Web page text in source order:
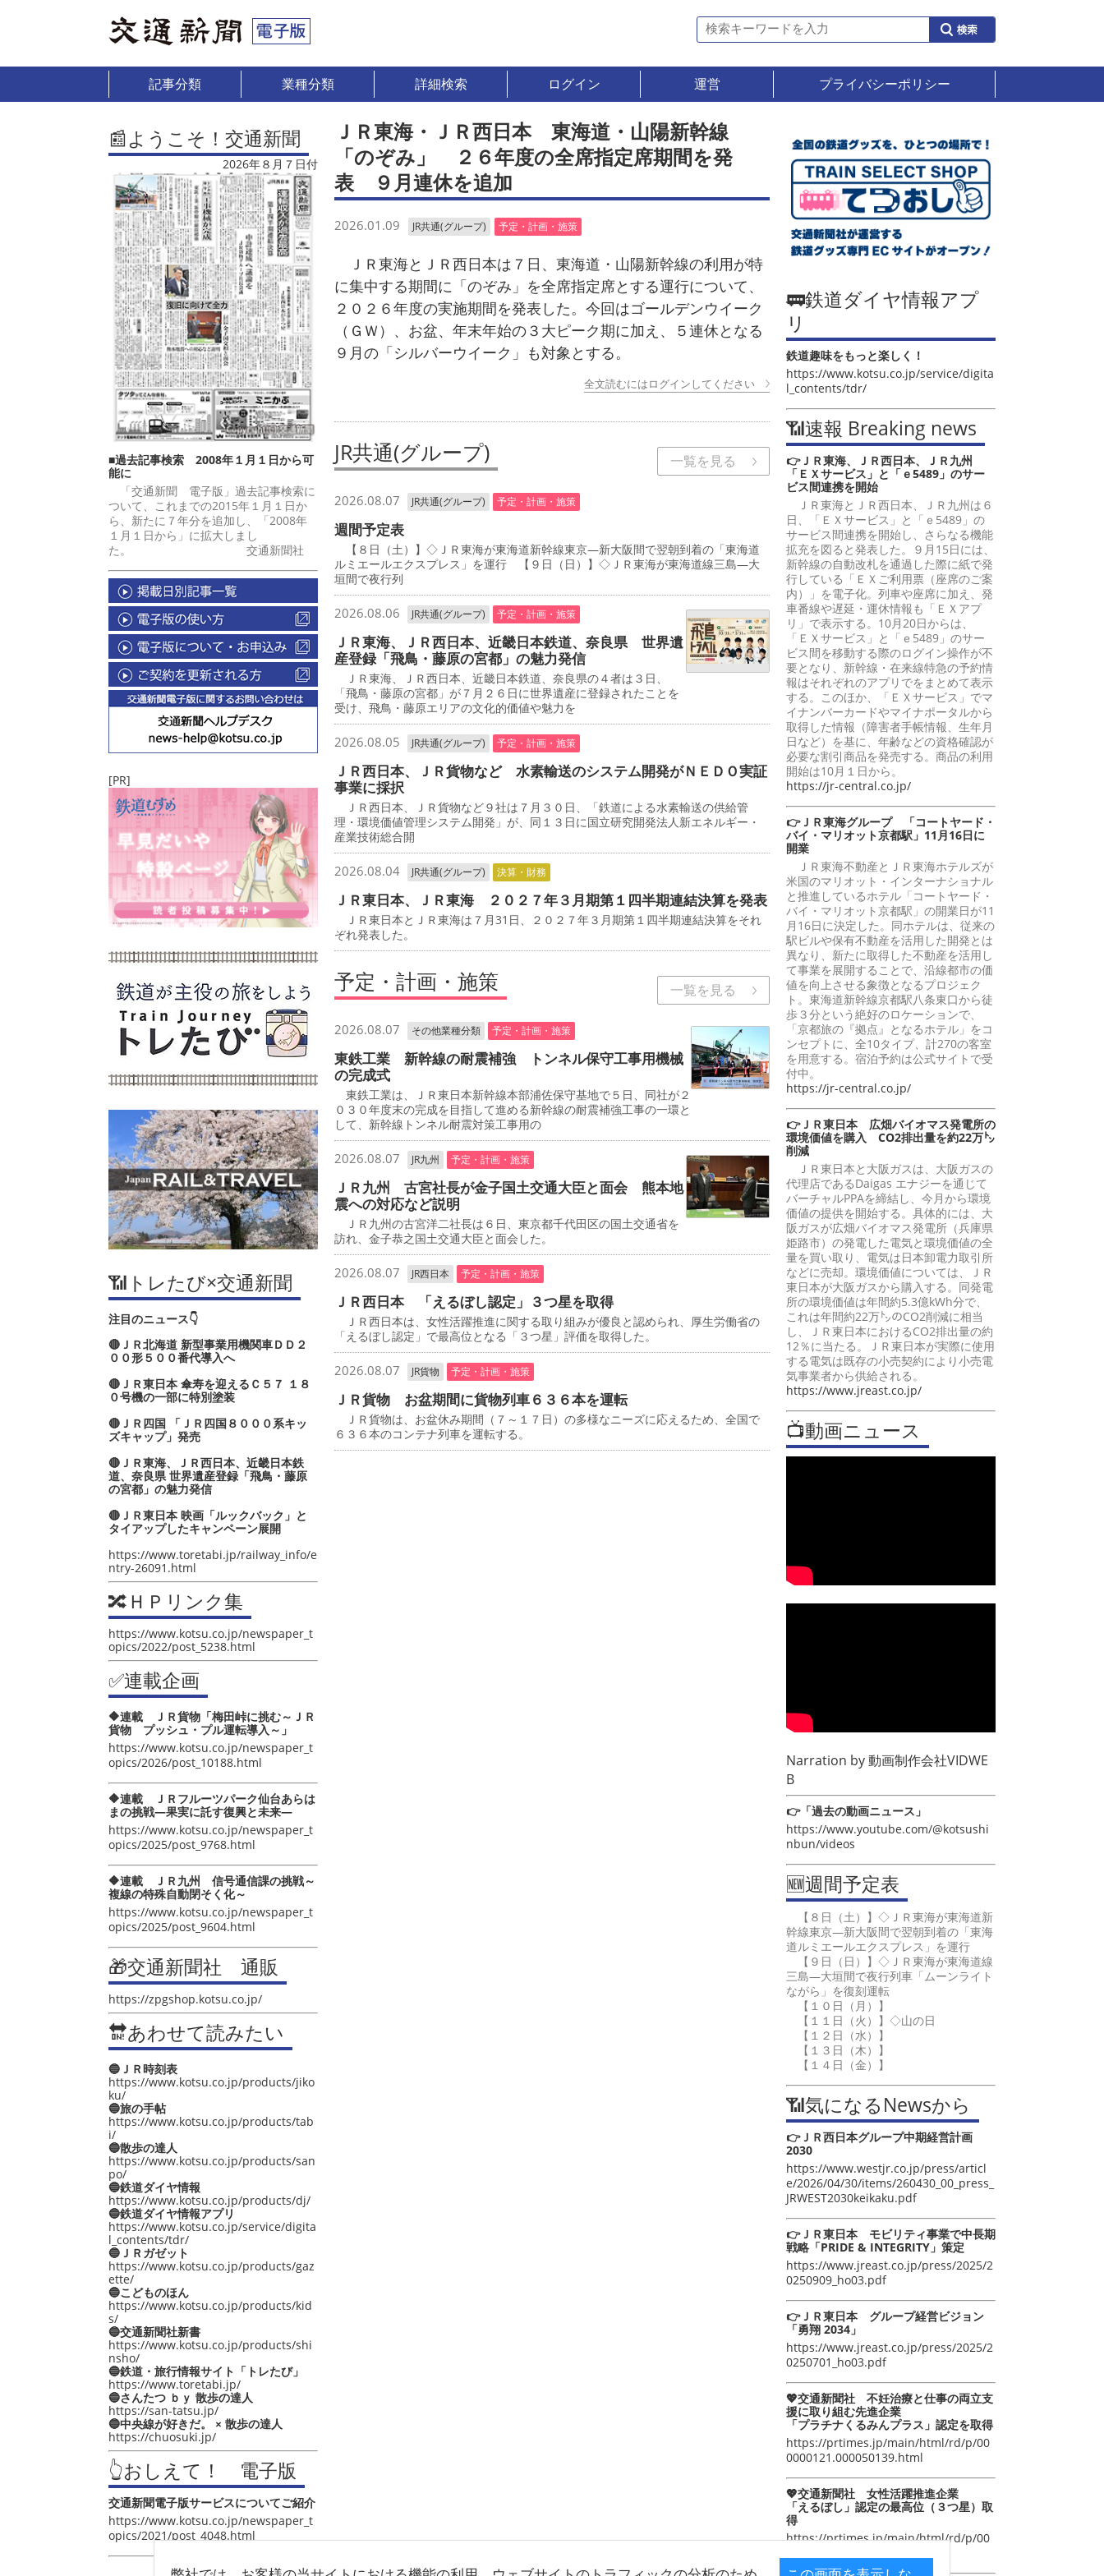
記事分類 業種分類 詳細検索 ログイン 運営 プライバシーポリシー
📰ようこそ！交通新聞
2026年８月７日付
■過去記事検索 2008年１月１日から可
能に
「交通新聞 電子版」過去記事検索に
ついて、これまでの2015年１月１日か
ら、新たに７年分を追加し、「2008年
１月１日から」に拡大しまし
た。 交通新聞社
[PR]
📶トレたび×交通新聞
注目のニュース👇
🔴ＪＲ北海道 新型事業用機関車ＤＤ２
００形５００番代導入へ
🔴ＪＲ東日本 傘寿を迎えるＣ５７ １８
０号機の一部に特別塗装
🔴ＪＲ四国 「ＪＲ四国８０００系キッ
ズキャップ」発売
🔴ＪＲ東海、ＪＲ西日本、近畿日本鉄
道、奈良県 世界遺産登録「飛鳥・藤原
の宮都」の魅力発信
🔴ＪＲ東日本 映画「ルックバック」と
タイアップしたキャンペーン展開
https://www.toretabi.jp/railway_info/e
ntry-26091.html
🔀ＨＰリンク集
https://www.kotsu.co.jp/newspaper_t
opics/2022/post_5238.html
✅連載企画
🔶連載 ＪＲ貨物「梅田峠に挑む～ＪＲ
貨物 プッシュ・プル運転導入～」
https://www.kotsu.co.jp/newspaper_t
opics/2026/post_10188.html
🔶連載 ＪＲフルーツパーク仙台あらは
まの挑戦―果実に託す復興と未来―
https://www.kotsu.co.jp/newspaper_t
opics/2025/post_9768.html
🔶連載 ＪＲ九州 信号通信課の挑戦～
複線の特殊自動閉そく化～
https://www.kotsu.co.jp/newspaper_t
opics/2025/post_9604.html
🎁交通新聞社 通販
https://zpgshop.kotsu.co.jp/
🔛あわせて読みたい
🔵ＪＲ時刻表
https://www.kotsu.co.jp/products/jiko
ku/
🔵旅の手帖
https://www.kotsu.co.jp/products/tab
i/
🔵散歩の達人
https://www.kotsu.co.jp/products/san
po/
🔵鉄道ダイヤ情報
https://www.kotsu.co.jp/products/dj/
🔵鉄道ダイヤ情報アプリ
https://www.kotsu.co.jp/service/digita
l_contents/tdr/
🔵ＪＲガゼット
https://www.kotsu.co.jp/products/gaz
ette/
🔵こどものほん
https://www.kotsu.co.jp/products/kid
s/
🔵交通新聞社新書
https://www.kotsu.co.jp/products/shi
nsho/
🔵鉄道・旅行情報サイト「トレたび」
https://www.toretabi.jp/
🔵さんたつ ｂｙ 散歩の達人
https://san-tatsu.jp/
🔵中央線が好きだ。 × 散歩の達人
https://chuosuki.jp/
👆おしえて！ 電子版
交通新聞電子版サービスについてご紹介
https://www.kotsu.co.jp/newspaper_t
opics/2021/post_4048.html
ＪＲ東海・ＪＲ西日本 東海道・山陽新幹線
「のぞみ」 ２６年度の全席指定席期間を発
表 ９月連休を追加
2026.01.09 JR共通(グループ) 予定・計画・施策
ＪＲ東海とＪＲ西日本は７日、東海道・山陽新幹線の利用が特
に集中する期間に「のぞみ」を全席指定席とする運行について、
２０２６年度の実施期間を発表した。今回はゴールデンウイーク
（ＧＷ）、お盆、年末年始の３大ピーク期に加え、５連休となる
９月の「シルバーウイーク」も対象とする。
全文読むにはログインしてください
JR共通(グループ) 一覧を見る
2026.08.07 JR共通(グループ) 予定・計画・施策
週間予定表
【８日（土）】◇ＪＲ東海が東海道新幹線東京―新大阪間で翌朝到着の「東海道
ルミエールエクスプレス」を運行 【９日（日）】◇ＪＲ東海が東海道線三島―大
垣間で夜行列
2026.08.06 JR共通(グループ) 予定・計画・施策
ＪＲ東海、ＪＲ西日本、近畿日本鉄道、奈良県 世界遺
産登録「飛鳥・藤原の宮都」の魅力発信
ＪＲ東海、ＪＲ西日本、近畿日本鉄道、奈良県の４者は３日、
「飛鳥・藤原の宮都」が７月２６日に世界遺産に登録されたことを
受け、飛鳥・藤原エリアの文化的価値や魅力を
2026.08.05 JR共通(グループ) 予定・計画・施策
ＪＲ西日本、ＪＲ貨物など 水素輸送のシステム開発がＮＥＤＯ実証
事業に採択
ＪＲ西日本、ＪＲ貨物など９社は７月３０日、「鉄道による水素輸送の供給管
理・環境価値管理システム開発」が、同１３日に国立研究開発法人新エネルギー・
産業技術総合開
2026.08.04 JR共通(グループ) 決算・財務
ＪＲ東日本、ＪＲ東海 ２０２７年３月期第１四半期連結決算を発表
ＪＲ東日本とＪＲ東海は７月31日、２０２７年３月期第１四半期連結決算をそれ
ぞれ発表した。
予定・計画・施策 一覧を見る
2026.08.07 その他業種分類 予定・計画・施策
東鉄工業 新幹線の耐震補強 トンネル保守工事用機械
の完成式
東鉄工業は、ＪＲ東日本新幹線本部浦佐保守基地で５日、同社が２
０３０年度末の完成を目指して進める新幹線の耐震補強工事の一環と
して、新幹線トンネル耐震対策工事用の
2026.08.07 JR九州 予定・計画・施策
ＪＲ九州 古宮社長が金子国土交通大臣と面会 熊本地
震への対応など説明
ＪＲ九州の古宮洋二社長は６日、東京都千代田区の国土交通省を
訪れ、金子恭之国土交通大臣と面会した。
2026.08.07 JR西日本 予定・計画・施策
ＪＲ西日本 「えるぼし認定」３つ星を取得
ＪＲ西日本は、女性活躍推進に関する取り組みが優良と認められ、厚生労働省の
「えるぼし認定」で最高位となる「３つ星」評価を取得した。
2026.08.07 JR貨物 予定・計画・施策
ＪＲ貨物 お盆期間に貨物列車６３６本を運転
ＪＲ貨物は、お盆休み期間（７～１７日）の多様なニーズに応えるため、全国で
６３６本のコンテナ列車を運転する。
🚃鉄道ダイヤ情報アプ
リ
鉄道趣味をもっと楽しく！
https://www.kotsu.co.jp/service/digita
l_contents/tdr/
📶速報 Breaking news
👉ＪＲ東海、ＪＲ西日本、ＪＲ九州
「ＥＸサービス」と「ｅ5489」のサー
ビス間連携を開始
ＪＲ東海とＪＲ西日本、ＪＲ九州は６
日、「ＥＸサービス」と「ｅ5489」の
サービス間連携を開始し、さらなる機能
拡充を図ると発表した。９月15日には、
新幹線の自動改札を通過した際に紙で発
行している「ＥＸご利用票（座席のご案
内）」を電子化。列車や座席に加え、発
車番線や遅延・運休情報も「ＥＸアプ
リ」で表示する。10月20日からは、
「ＥＸサービス」と「ｅ5489」のサー
ビス間を移動する際のログイン操作が不
要となり、新幹線・在来線特急の予約情
報はそれぞれのアプリでをまとめて表示
する。このほか、「ＥＸサービス」でマ
イナンバーカードやマイナポータルから
取得した情報（障害者手帳情報、生年月
日など）を基に、年齢などの資格確認が
必要な割引商品を発売する。商品の利用
開始は10月１日から。
https://jr-central.co.jp/
👉ＪＲ東海グループ 「コートヤード・
バイ・マリオット京都駅」11月16日に
開業
ＪＲ東海不動産とＪＲ東海ホテルズが
米国のマリオット・インターナショナル
と推進しているホテル「コートヤード・
バイ・マリオット京都駅」の開業日が11
月16日に決定した。同ホテルは、従来の
駅ビルや保有不動産を活用した開発とは
異なり、新たに取得した不動産を活用し
て事業を展開することで、沿線都市の価
値を向上させる象徴となるプロジェク
ト。東海道新幹線京都駅八条東口から徒
歩３分という絶好のロケーションで、
「京都旅の『拠点』となるホテル」をコ
ンセプトに、全10タイプ、計270の客室
を用意する。宿泊予約は公式サイトで受
付中。
https://jr-central.co.jp/
👉ＪＲ東日本 広畑バイオマス発電所の
環境価値を購入 CO2排出量を約22万㌧
削減
ＪＲ東日本と大阪ガスは、大阪ガスの
代理店であるDaigas エナジーを通じて
バーチャルPPAを締結し、今月から環境
価値の提供を開始する。具体的には、大
阪ガスが広畑バイオマス発電所（兵庫県
姫路市）の発電した電気と環境価値の全
量を買い取り、電気は日本卸電力取引所
などに売却。環境価値については、ＪＲ
東日本が大阪ガスから購入する。同発電
所の環境価値は年間約5.3億kWh分で、
これは年間約22万㌧のCO2削減に相当
し、ＪＲ東日本におけるCO2排出量の約
12％に当たる。ＪＲ東日本が実際に使用
する電気は既存の小売契約により小売電
気事業者から供給される。
https://www.jreast.co.jp/
📺動画ニュース
Narration by動画制作会社VIDWE
B
👉「過去の動画ニュース」
https://www.youtube.com/@kotsushi
nbun/videos
🆕週間予定表
【８日（土）】◇ＪＲ東海が東海道新
幹線東京―新大阪間で翌朝到着の「東海
道ルミエールエクスプレス」を運行
【９日（日）】◇ＪＲ東海が東海道線
三島―大垣間で夜行列車「ムーンライト
ながら」を復刻運転
【１０日（月）】
【１１日（火）】◇山の日
【１２日（水）】
【１３日（木）】
【１４日（金）】
📶気になるNewsから
👉ＪＲ西日本グループ中期経営計画
2030
https://www.westjr.co.jp/press/articl
e/2026/04/30/items/260430_00_press_
JRWEST2030keikaku.pdf
👉ＪＲ東日本 モビリティ事業で中長期
戦略「PRIDE & INTEGRITY」策定
https://www.jreast.co.jp/press/2025/2
0250909_ho03.pdf
👉ＪＲ東日本 グループ経営ビジョン
「勇翔 2034」
https://www.jreast.co.jp/press/2025/2
0250701_ho03.pdf
💖交通新聞社 不妊治療と仕事の両立支
援に取り組む先進企業
「プラチナくるみんプラス」認定を取得
https://prtimes.jp/main/html/rd/p/00
0000121.000050139.html
💖交通新聞社 女性活躍推進企業
「えるぼし」認定の最高位（３つ星）取
得
https://prtimes.jp/main/html/rd/p/00